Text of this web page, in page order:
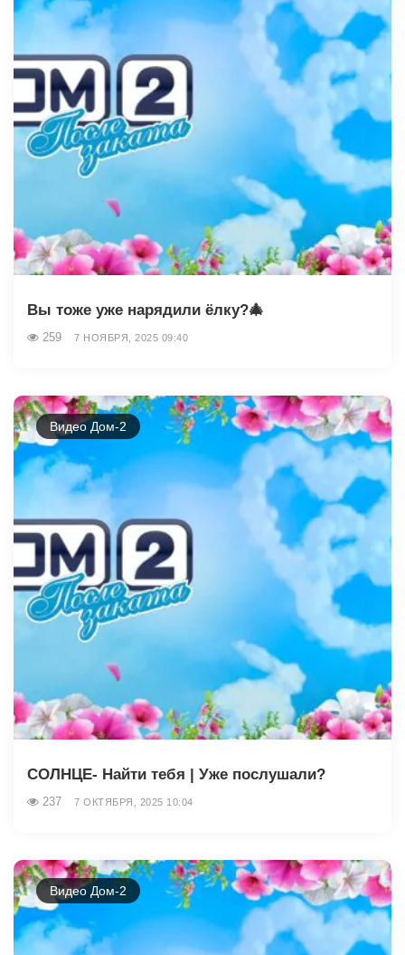
Вы тоже уже нарядили ёлку?🎄
259 7 НОЯБРЯ, 2025 09:40
Видео Дом-2
СОЛНЦЕ- Найти тебя | Уже послушали?
237 7 ОКТЯБРЯ, 2025 10:04
Видео Дом-2